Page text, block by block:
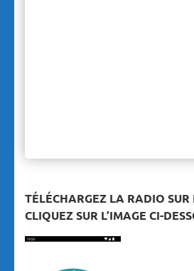
TÉLÉCHARGEZ LA RADIO SUR
CLIQUEZ SUR L’IMAGE CI-